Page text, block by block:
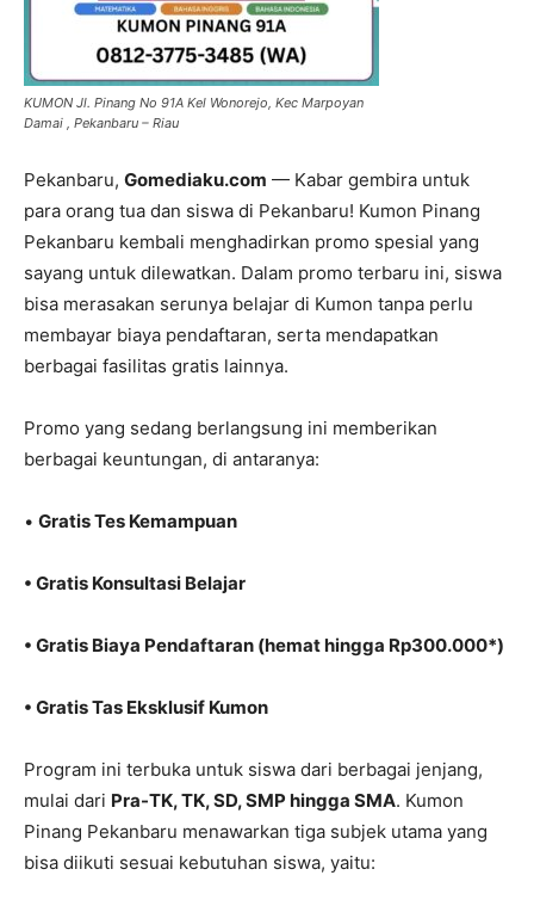
KUMON Jl. Pinang No 91A Kel Wonorejo, Kec Marpoyan
Damai , Pekanbaru – Riau
Pekanbaru, Gomediaku.com — Kabar gembira untuk
para orang tua dan siswa di Pekanbaru! Kumon Pinang
Pekanbaru kembali menghadirkan promo spesial yang
sayang untuk dilewatkan. Dalam promo terbaru ini, siswa
bisa merasakan serunya belajar di Kumon tanpa perlu
membayar biaya pendaftaran, serta mendapatkan
berbagai fasilitas gratis lainnya.
Promo yang sedang berlangsung ini memberikan
berbagai keuntungan, di antaranya:
• Gratis Tes Kemampuan
• Gratis Konsultasi Belajar
• Gratis Biaya Pendaftaran (hemat hingga Rp300.000*)
• Gratis Tas Eksklusif Kumon
Program ini terbuka untuk siswa dari berbagai jenjang,
mulai dari Pra-TK, TK, SD, SMP hingga SMA. Kumon
Pinang Pekanbaru menawarkan tiga subjek utama yang
bisa diikuti sesuai kebutuhan siswa, yaitu: